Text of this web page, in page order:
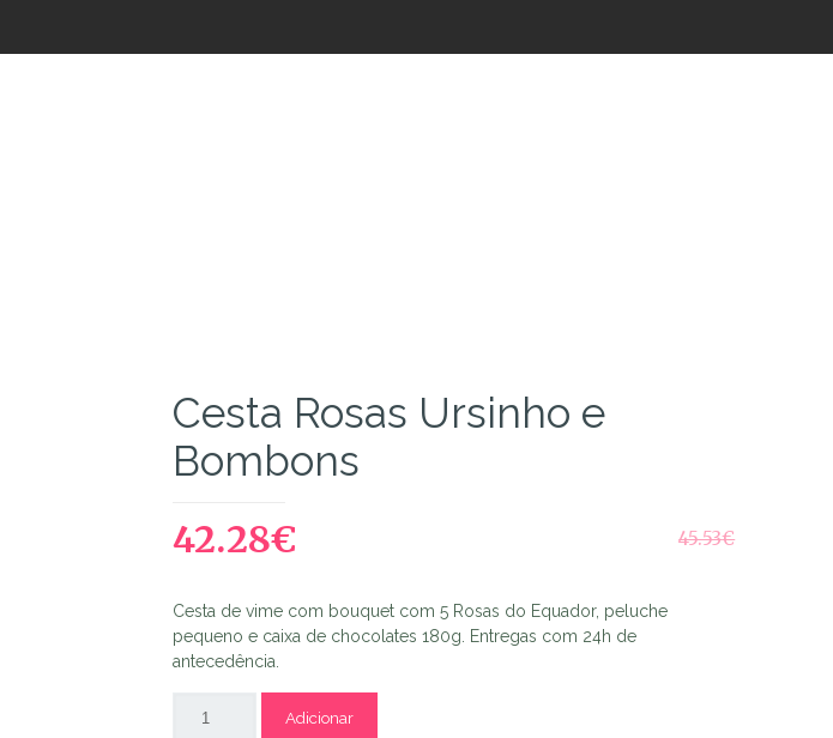
Cesta Rosas Ursinho e
Bombons
45.53€
42.28€
Cesta de vime com bouquet com 5 Rosas do Equador, peluche
pequeno e caixa de chocolates 180g. Entregas com 24h de
antecedência.
Adicionar